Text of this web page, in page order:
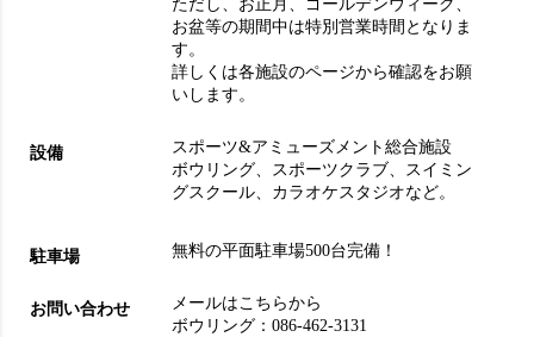
ただし、お正月、ゴールデンウィーク、
お盆等の期間中は特別営業時間となりま
す。
詳しくは各施設のページから確認をお願
いします。
設備
スポーツ&アミューズメント総合施設
ボウリング
スポーツクラブ
スイミン
グスクール
カラオケスタジオなど。
駐車場 無料の平面駐車場500台完備！
お問い合わせ
メールはこちらから
ボウリング：086-462-3131